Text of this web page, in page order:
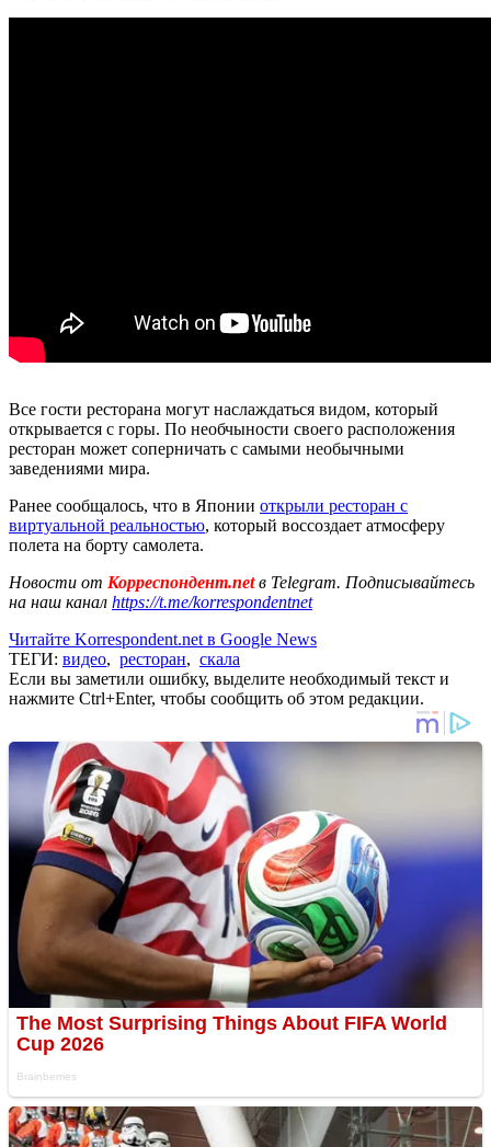
Все гости ресторана могут наслаждаться видом, который
открывается с горы. По необчыности своего расположения
ресторан может соперничать с самыми необычными
заведениями мира.
Ранее сообщалось, что в Японии открыли ресторан с
виртуальной реальностью, который воссоздает атмосферу
полета на борту самолета.
Новости от Корреспондент.netв Telegram. Подписывайтесь
на наш канал https://t.me/korrespondentnet
Читайте Korrespondent.net в Google News
ТЕГИ: видео, ресторан, скала
Если вы заметили ошибку, выделите необходимый текст и
нажмите Ctrl+Enter, чтобы сообщить об этом редакции.